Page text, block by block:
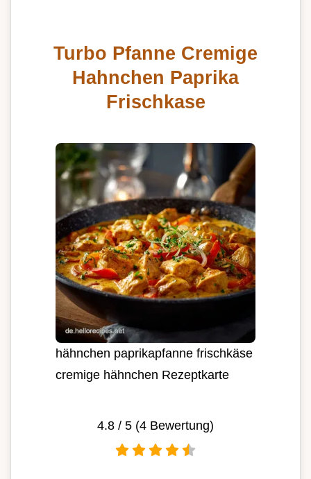
Turbo Pfanne Cremige
Hahnchen Paprika
Frischkase
hähnchen paprikapfanne frischkäse
cremige hähnchen Rezeptkarte
4.8 / 5 (4 Bewertung)